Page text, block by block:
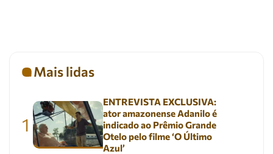
Mais lidas
1
ENTREVISTA EXCLUSIVA:
ator amazonense Adanilo é
indicado ao Prêmio Grande
Otelo pelo filme ‘O Último
Azul’